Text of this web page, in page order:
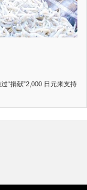
“捐献”2,000 日元来支持